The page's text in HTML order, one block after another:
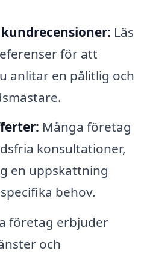
Läs
för att
anlitar en pålitlig och
Många företag
konsultationer,
en uppskattning
behov.
företag erbjuder
och